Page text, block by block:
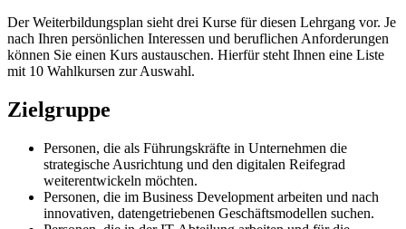
Der Weiterbildungsplan sieht drei Kurse für diesen Lehrgang vor. Je
nach Ihren persönlichen Interessen und beruflichen Anforderungen
können Sie einen Kurs austauschen. Hierfür steht Ihnen eine Liste
mit 10 Wahlkursen zur Auswahl.
Zielgruppe
Personen, die als Führungskräfte in Unternehmen die
strategische Ausrichtung und den digitalen Reifegrad
weiterentwickeln möchten.
Personen, die im Business Development arbeiten und nach
innovativen, datengetriebenen Geschäftsmodellen suchen.